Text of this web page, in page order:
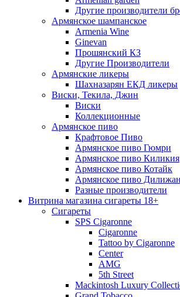
Другие производители
Армянское шампанское
Armenia Wine
Ginevan
Прошянский КЗ
Другие Производители
Армянские ликеры
Шахназарян ЕКД ликеры
Виски, Текила, Джин
Виски
Коллекционные
Армянское пиво
Крафтовое Пиво
Армянское пиво Гюмри
Армянское пиво Киликия
Армянское пиво Котайк
Армянское пиво Дилижан
Разные производители
Витрина магазина сигареты 18+
Cигареты
SPS Cigaronne
Сigaronne
Tattoo by Cigaronne
Center
AMG
5th Street
Mackintosh Luxury